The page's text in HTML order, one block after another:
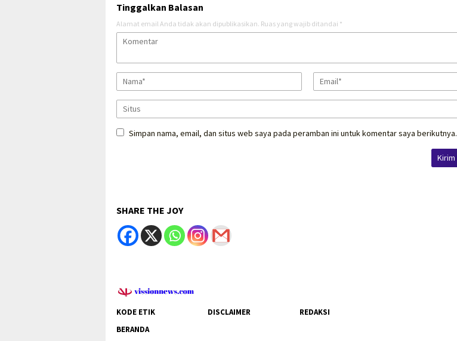
Tinggalkan Balasan
Alamat email Anda tidak akan dipublikasikan. Ruas yang wajib ditandai *
Simpan nama, email, dan situs web saya pada peramban ini untuk komentar saya berikutnya.
SHARE THE JOY
KODE ETIK DISCLAIMER
REDAKSI
BERANDA